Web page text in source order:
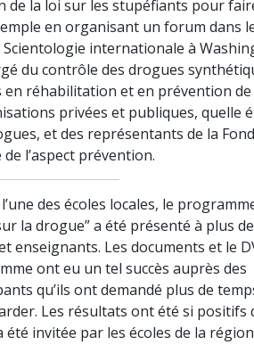
de la loi sur les stupéfiants pour
en organisant un forum dans
internationale à
du contrôle des drogues
en réhabilitation et en prévention de
privées et publiques, quelle
et des représentants de la
l’aspect prévention.
des écoles locales, le
la drogue” a été présenté à plus
enseignants. Les documents et le
ont eu un tel succès auprès des
qu’ils ont demandé plus de
Les résultats ont été si positifs
été invitée par les écoles de la